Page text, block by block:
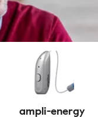
ampli-energy